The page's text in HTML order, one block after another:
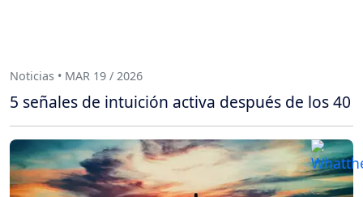
Noticias • MAR 19 / 2026
5 señales de intuición activa después de los 40